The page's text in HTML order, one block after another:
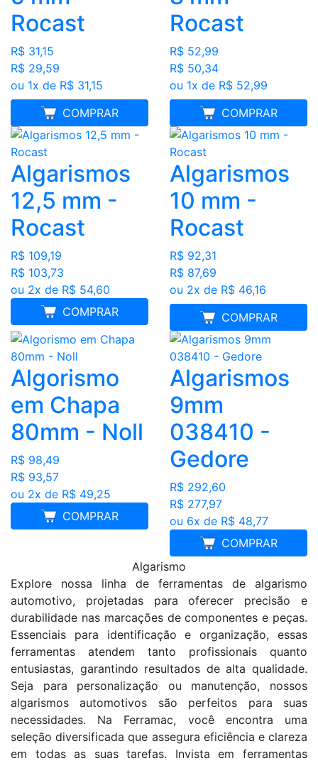
Rocast
R$ 31,15
R$ 29,59
ou 1x de R$ 31,15
COMPRAR
MELHOR PREÇO
Rocast
R$ 52,99
R$ 50,34
ou 1x de R$ 52,99
COMPRAR
MELHOR PREÇO
Algarismos
12,5 mm -
Rocast
R$ 109,19
R$ 103,73
ou 2x de R$ 54,60
COMPRAR
Algarismos
10 mm -
Rocast
R$ 92,31
R$ 87,69
ou 2x de R$ 46,16
COMPRAR
MELHOR PREÇO
Algorismo
em Chapa
80mm - Noll
R$ 98,49
R$ 93,57
ou 2x de R$ 49,25
COMPRAR
Algarismos
9mm
038410 -
Gedore
R$ 292,60
R$ 277,97
ou 6x de R$ 48,77
COMPRAR
Algarismo
Explore nossa linha de ferramentas de algarismo
automotivo, projetadas para oferecer precisão e
durabilidade nas marcações de componentes e peças.
Essenciais para identificação e organização, essas
ferramentas atendem tanto profissionais quanto
entusiastas, garantindo resultados de alta qualidade.
Seja para personalização ou manutenção, nossos
algarismos automotivos são perfeitos para suas
necessidades. Na Ferramac, você encontra uma
seleção diversificada que assegura eficiência e clareza
em todas as suas tarefas. Invista em ferramentas